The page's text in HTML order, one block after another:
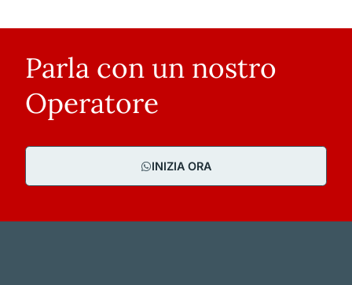
Parla con un nostro
Operatore
INIZIA ORA